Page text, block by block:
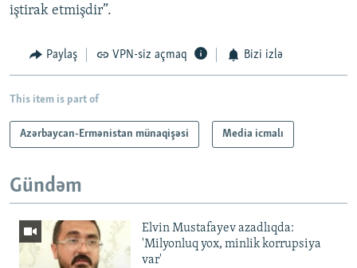
iştirak etmişdir”.
Paylaş VPN-siz açmaq Bizi izlə
This item is part of
Azərbaycan-Ermənistan münaqişəsi Media icmalı
Gündəm
Elvin Mustafayev azadlıqda:
'Milyonluq yox, minlik korrupsiya
var'